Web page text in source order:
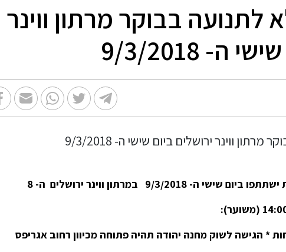
בבוקר מרתון ווינר
9/3/2018
* הגישה לשוק מחנה יהודה תהיה פתוחה מכיוון רחוב אגריפס